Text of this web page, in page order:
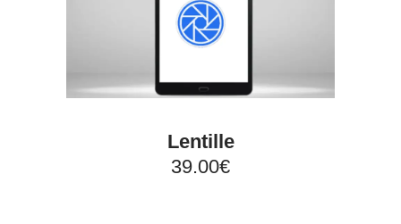
Lentille
39.00€